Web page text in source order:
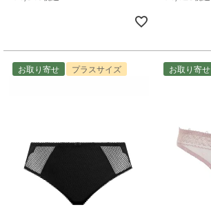
お取り寄せ プラスサイズ お取り寄せ